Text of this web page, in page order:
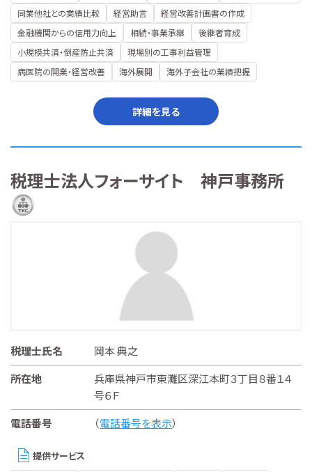
同業他社との業績比較
経営助言
経営改善計画書の作成
金融機関からの信用力向上
相続・事業承継
後継者育成
小規模共済・倒産防止共済
現場別の工事利益管理
病医院の開業・経営改善
海外展開 海外子会社の業績把握
詳細を見る
税理士法人フォーサイト 神戸事務所
税理士氏名
岡本 典之
所在地
兵庫県神戸市東灘区深江本町３丁目８番１４
号６Ｆ
電話番号
（電話番号を表示）
提供サービス